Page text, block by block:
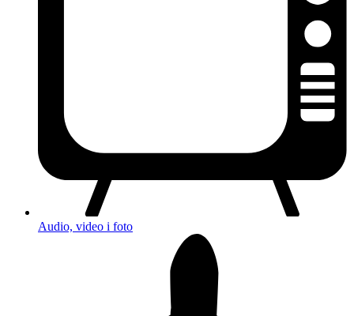
Audio, video i foto